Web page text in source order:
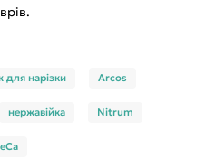
для нарізки Arcos
нержавійка Nitrum